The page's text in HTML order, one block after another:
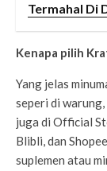
Termahal Di
Kenapa pilih
Yang jelas
seperi di
juga di Official
Blibli, dan
suplemen atau